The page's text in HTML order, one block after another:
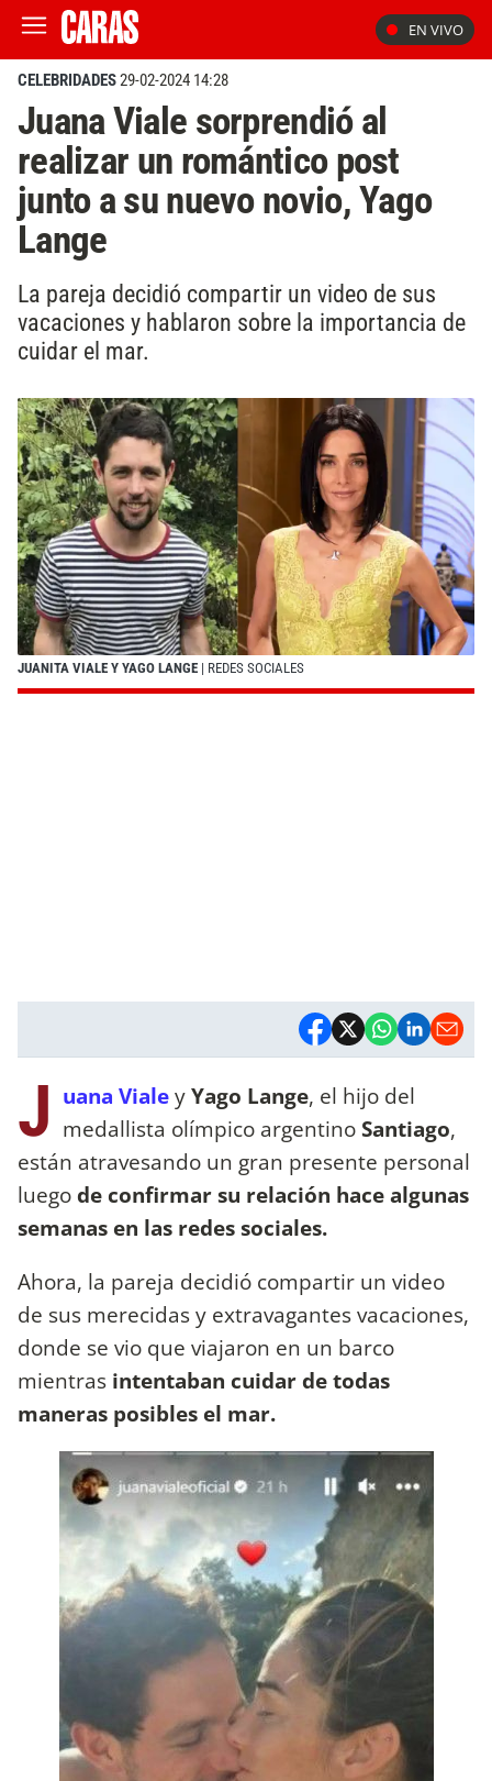
EN VIVO
CELEBRIDADES29-02-2024 14:28
Juana Viale sorprendió al
realizar un romántico post
junto a su nuevo novio, Yago
Lange
La pareja decidió compartir un video de sus
vacaciones y hablaron sobre la importancia de
cuidar el mar.
JUANITA VIALE Y YAGO LANGE | REDES SOCIALES
J uana VialeyYago Lange, el hijo del
medallista olímpico argentinoSantiago,
están atravesando un gran presente personal
luegode confirmar su relación hace algunas
semanas en las redes sociales.
Ahora, la pareja decidió compartir un video
de sus merecidas y extravagantes vacaciones,
donde se vio que viajaron en un barco
mientras intentaban cuidar de todas
maneras posibles el mar.